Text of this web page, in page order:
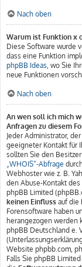
Nach oben
Warum ist Funktion x
Diese Software wurde
dass eine Funktion
phpBB Ideas, wo Sie
neue Funktionen
Nach oben
An wen soll ich mich
Anfragen zu diesem
Jeder Administrator,
geeigneter Kontakt für
sollten Sie den
„WHOIS“-Abfrage
Webhoster wie z. B.
den Abuse-Kontakt
phpBB Limited
keinen Einfluss auf die
Forensoftware haben
herangezogen werden
phpBB Deutschland e.
Website phpbb.com,
Falls Sie phpBB